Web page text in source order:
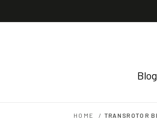
Inhalt
Blog
HOME TRANSROTOR